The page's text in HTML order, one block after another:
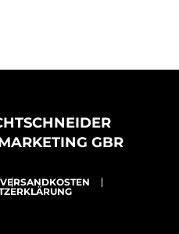
GBR
VERSANDKOSTEN